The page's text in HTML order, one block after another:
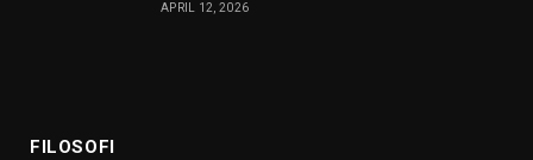
APRIL 12, 2026
FILOSOFI